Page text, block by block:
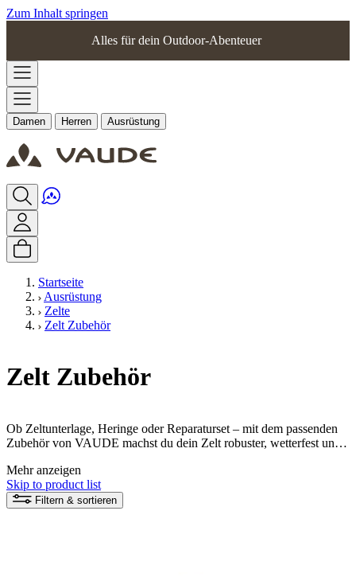
Zum Inhalt springen
Alles für dein Outdoor-Abenteuer
Damen Herren Ausrüstung
Startseite
Ausrüstung
Zelte
Zelt Zubehör
Zelt Zubehör
Ob Zeltunterlage, Heringe oder Reparaturset – mit dem passenden
Zubehör von VAUDE machst du dein Zelt robuster, wetterfest und
zuverlässige Funktion auf allen Touren.
Mehr anzeigen
Skip to product list
Filtern & sortieren